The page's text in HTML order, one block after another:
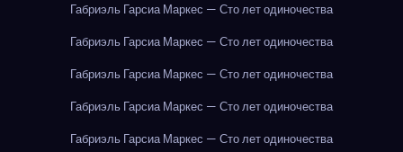
Габриэль Гарсиа Маркес — Сто лет одиночества
Габриэль Гарсиа Маркес — Сто лет одиночества
Габриэль Гарсиа Маркес — Сто лет одиночества
Габриэль Гарсиа Маркес — Сто лет одиночества
Габриэль Гарсиа Маркес — Сто лет одиночества